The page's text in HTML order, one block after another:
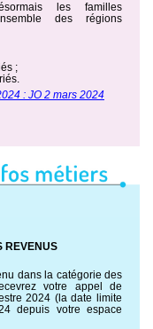
les familles
des régions
;
: JO 2 mars 2024
REVENUS
dans la catégorie des
votre appel de
2024 (la date limite
depuis votre espace